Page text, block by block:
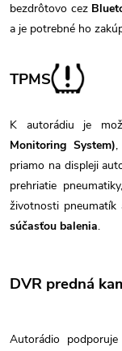
bezdrôtovo cez
a je potrebné ho
TPMS
K autorádiu je
Monitoring System),
priamo na displeji
prehriatie
životnosti pneumatík
súčasťou balenia.
DVR predná
Autorádio podporuje